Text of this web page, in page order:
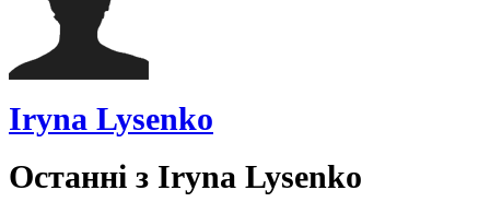
Iryna Lysenko
Останні з Iryna Lysenko